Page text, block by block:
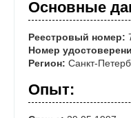
Основные
Реестровый номер:
Номер
Регион: Санкт-
Опыт: